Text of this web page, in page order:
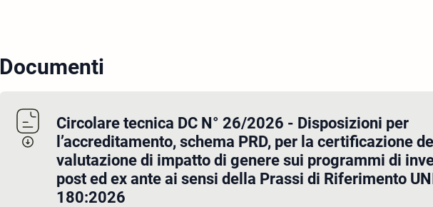
Documenti
Circolare tecnica DC N° 26/2026 - Disposizioni per
l’accreditamento, schema PRD, per la certificazione
valutazione di impatto di genere sui programmi di
post ed ex ante ai sensi della Prassi di Riferimento
180:2026